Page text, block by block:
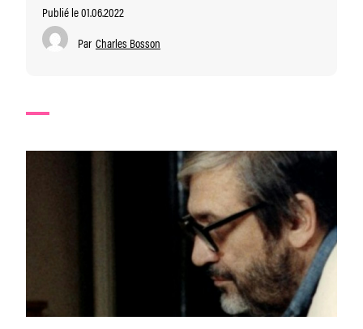
Publié le 01.06.2022
Par Charles Bosson